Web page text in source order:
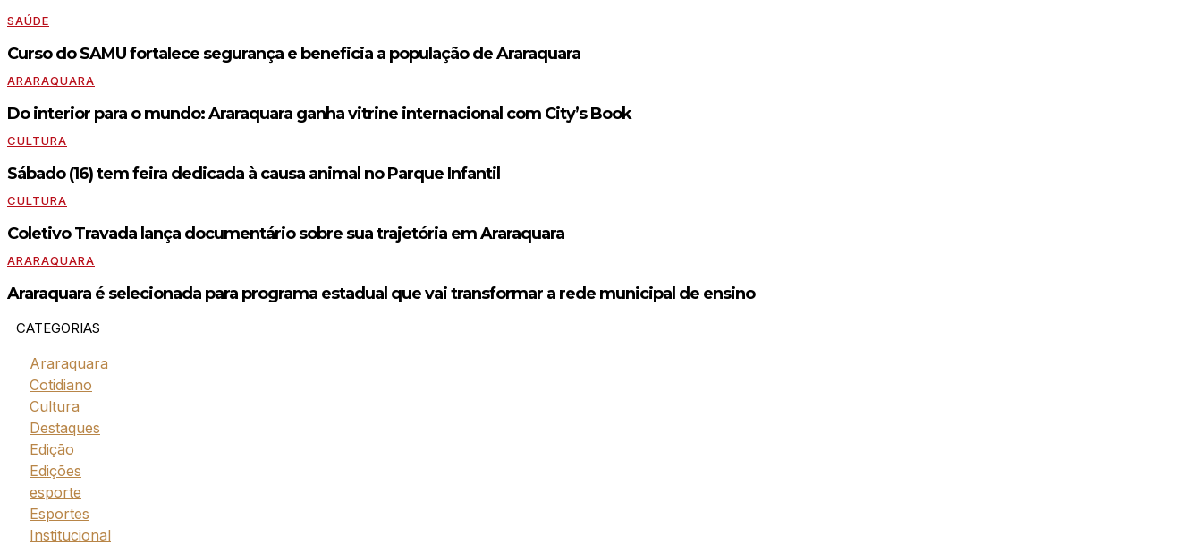
SAÚDE
Curso do SAMU fortalece segurança e beneficia a população de Araraquara
ARARAQUARA
Do interior para o mundo: Araraquara ganha vitrine internacional com City’s Book
CULTURA
Sábado (16) tem feira dedicada à causa animal no Parque Infantil
CULTURA
Coletivo Travada lança documentário sobre sua trajetória em Araraquara
ARARAQUARA
Araraquara é selecionada para programa estadual que vai transformar a rede municipal de ensino
CATEGORIAS
Araraquara
Cotidiano
Cultura
Destaques
Edição
Edições
esporte
Esportes
Institucional